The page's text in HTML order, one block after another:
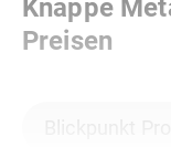
Knappe
Preisen